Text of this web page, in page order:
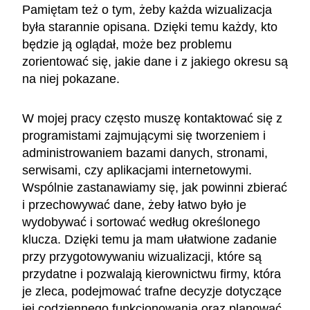
Pamiętam też o tym, żeby każda wizualizacja
była starannie opisana. Dzięki temu każdy, kto
będzie ją oglądał, może bez problemu
zorientować się, jakie dane i z jakiego okresu są
na niej pokazane.
W mojej pracy często muszę kontaktować się z
programistami zajmującymi się tworzeniem i
administrowaniem bazami danych, stronami,
serwisami, czy aplikacjami internetowymi.
Wspólnie zastanawiamy się, jak powinni zbierać
i przechowywać dane, żeby łatwo było je
wydobywać i sortować według określonego
klucza. Dzięki temu ja mam ułatwione zadanie
przy przygotowywaniu wizualizacji, które są
przydatne i pozwalają kierownictwu firmy, która
je zleca, podejmować trafne decyzje dotyczące